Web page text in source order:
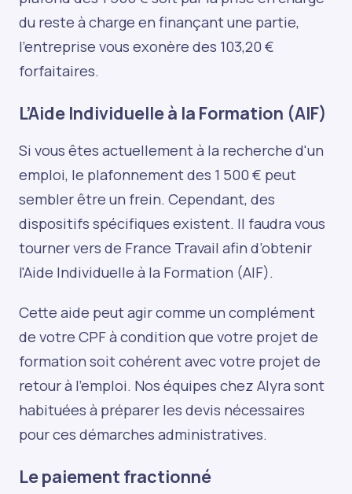
du reste à charge en finançant une partie,
l'entreprise vous exonère des 103,20 €
forfaitaires.
L’Aide Individuelle à la Formation (AIF)
Si vous êtes actuellement à la recherche d'un
emploi, le plafonnement des 1 500 € peut
sembler être un frein. Cependant, des
dispositifs spécifiques existent. Il faudra vous
tourner vers de France Travail afin d’obtenir
l'Aide Individuelle à la Formation (AIF).
Cette aide peut agir comme un complément
de votre CPF à condition que votre projet de
formation soit cohérent avec votre projet de
retour à l'emploi. Nos équipes chez Alyra sont
habituées à préparer les devis nécessaires
pour ces démarches administratives.
Le paiement fractionné